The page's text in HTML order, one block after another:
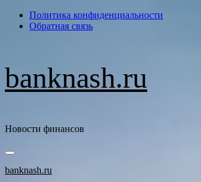
ПерейтиПолитика конфиденциальности
Обратная связь
banknash.ru
Новости финансов
Основное
меню
banknash.ru